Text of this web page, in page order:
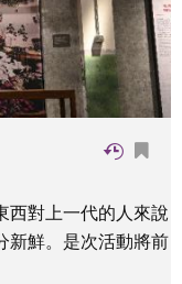
西對上一代的人來說
新鮮。是次活動將前